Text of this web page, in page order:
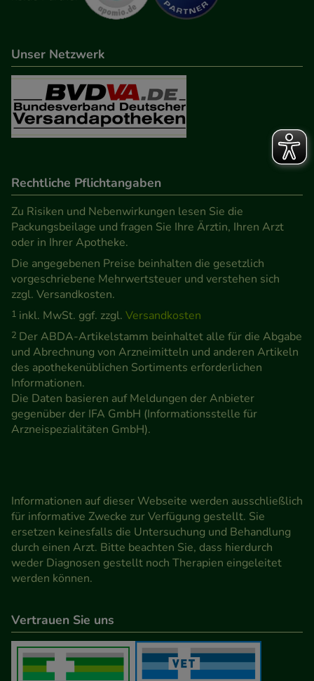
Unser Netzwerk
Rechtliche Pflichtangaben
Zu Risiken und Nebenwirkungen lesen Sie die
Packungsbeilage und fragen Sie Ihre Ärztin, Ihren Arzt
oder in Ihrer Apotheke.
Die angegebenen Preise beinhalten die gesetzlich
vorgeschriebene Mehrwertsteuer und verstehen sich
zzgl. Versandkosten.
1 inkl. MwSt. ggf. zzgl. Versandkosten
2 Der ABDA-Artikelstamm beinhaltet alle für die Abgabe
und Abrechnung von Arzneimitteln und anderen Artikeln
des apothekenüblichen Sortiments erforderlichen
Informationen.
Die Daten basieren auf Meldungen der Anbieter
gegenüber der IFA GmbH (Informationsstelle für
Arzneispezialitäten GmbH).
Informationen auf dieser Webseite werden ausschließlich
für informative Zwecke zur Verfügung gestellt. Sie
ersetzen keinesfalls die Untersuchung und Behandlung
durch einen Arzt. Bitte beachten Sie, dass hierdurch
weder Diagnosen gestellt noch Therapien eingeleitet
werden können.
Vertrauen Sie uns